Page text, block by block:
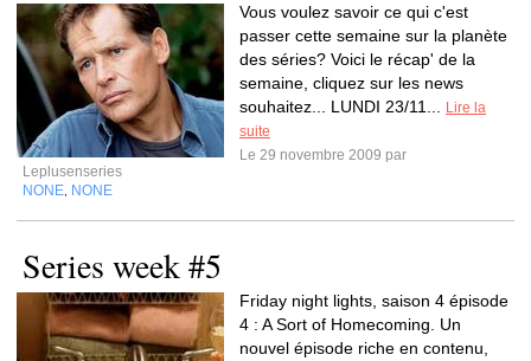
Vous voulez savoir ce qui c'est
passer cette semaine sur la planète
des séries? Voici le récap' de la
semaine, cliquez sur les news
souhaitez... LUNDI 23/11...
Lire la
suite
Le 29 novembre 2009 par
Leplusenseries
NONE NONE
Series week #5
Friday night lights, saison 4 épisode
4 : A Sort of Homecoming. Un
nouvel épisode riche en contenu,